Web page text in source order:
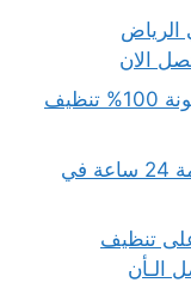
شركة تنظيف بالقويعية رخيصة ومضمونة 100% تنظيف
كشف تسربات المياه لبن الرياض خدمة 24 ساعة في
على تنظيف
الـأن